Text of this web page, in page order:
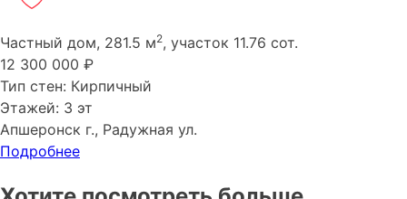
Частный дом, 281.5 м2, участок 11.76 сот.
12 300 000 ₽
Тип стен: Кирпичный
Этажей: 3 эт
Апшеронск г., Радужная ул.
Подробнее